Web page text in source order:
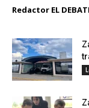
Redactor EL